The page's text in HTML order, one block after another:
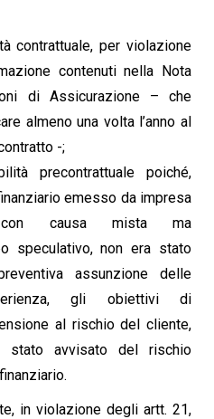
contrattuale, per violazione
contenuti nella Nota
di Assicurazione – che
almeno una volta l’anno al
-;
precontrattuale poiché,
emesso da impresa
causa mista ma
speculativo, non era stato
assunzione delle
gli obiettivi di
al rischio del cliente,
stato avvisato del rischio
in violazione degli artt. 21,